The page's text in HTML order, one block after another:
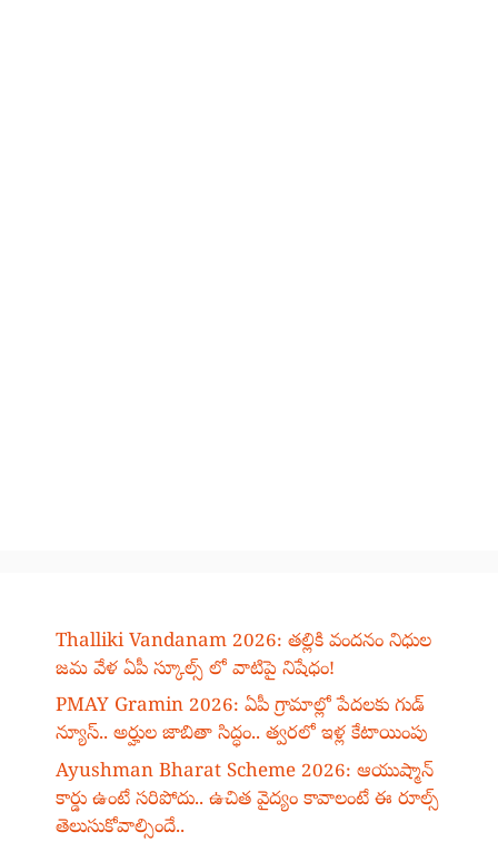
Thalliki Vandanam 2026: తల్లికి వందనం నిధుల
జమ వేళ ఏపీ స్కూల్స్ లో వాటిపై నిషేధం!
PMAY Gramin 2026: ఏపీ గ్రామాల్లో పేదలకు గుడ్
న్యూస్.. అర్హుల జాబితా సిద్ధం.. త్వరలో ఇళ్ల కేటాయింపు
Ayushman Bharat Scheme 2026: ఆయుష్మాన్
కార్డు ఉంటే సరిపోదు.. ఉచిత వైద్యం కావాలంటే ఈ రూల్స్
తెలుసుకోవాల్సిందే..